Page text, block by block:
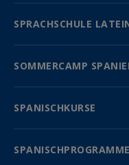
SPRACHSCHULE
SOMMERCAMP
SPANISCHKURSE